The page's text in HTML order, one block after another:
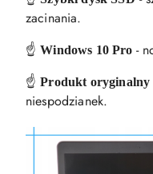
zacinania.
☝️Windows 10 Pro -
☝️Produkt oryginalny
niespodzianek.